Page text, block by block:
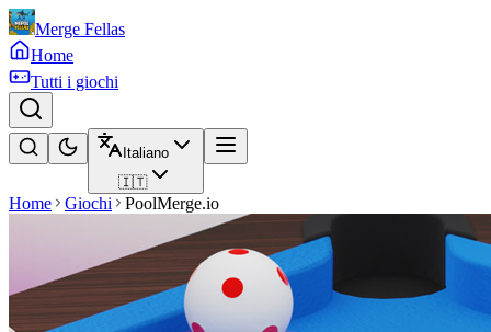
Merge Fellas
Home
Tutti i giochi
Italiano
🇮🇹
Home Giochi PoolMerge.io